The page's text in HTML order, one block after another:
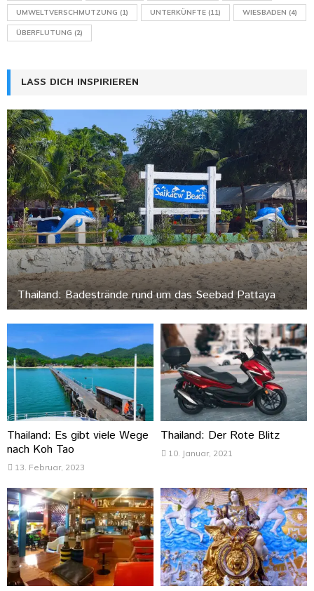
UMWELTVERSCHMUTZUNG (1) UNTERKÜNFTE (11) WIESBADEN (4)
ÜBERFLUTUNG (2)
LASS DICH INSPIRIEREN
Thailand: Badestrände rund um das Seebad Pattaya
Thailand: Es gibt viele Wege
nach Koh Tao
13. Februar, 2023
Thailand: Der Rote Blitz
10. Januar, 2021